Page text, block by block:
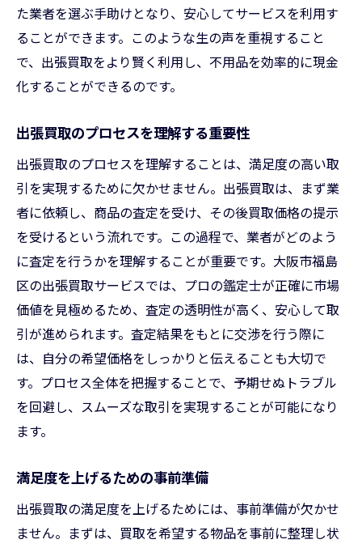
た業者を選ぶ手助けとなり、安心してサービスを利用す
ることができます。このような生の声を重視すること
で、出張買取をより賢く利用し、不用品を効率的に現金
化することができるのです。
出張買取のプロセスを理解する重要性
出張買取のプロセスを理解することは、満足度の高い取
引を実現するために欠かせません。出張買取は、まず業
者に依頼し、商品の査定を受け、その後買取価格の提示
を受けるという流れです。この過程で、業者がどのよう
に査定を行うかを理解することが重要です。大阪市福島
区の出張買取サービスでは、プロの鑑定士が正確に市場
価値を見極めるため、査定の透明性が高く、安心して取
引が進められます。査定結果をもとに交渉を行う際に
は、自分の希望価格をしっかりと伝えることも大切で
す。プロセス全体を把握することで、予期せぬトラブル
を回避し、スムーズな取引を実現することが可能になり
ます。
満足度を上げるための事前準備
出張買取の満足度を上げるためには、事前準備が欠かせ
ません。まずは、買取を希望する物品を事前に整理し状